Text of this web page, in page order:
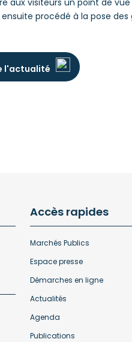
visiteurs un point de
procédé à la pose
l'actualité
Accès rapides
Marchés Publics
Espace presse
Démarches en ligne
Actualités
Agenda
Publications